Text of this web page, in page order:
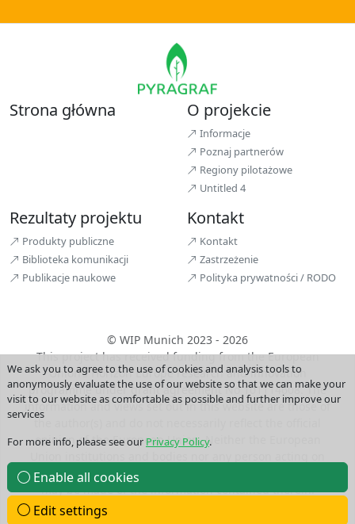
Strona główna O projekcie
Informacje
Poznaj partnerów
Regiony pilotażowe
Untitled 4
Rezultaty projektu
Produkty publiczne
Biblioteka komunikacji
Publikacje naukowe
Kontakt
Kontakt
Zastrzeżenie
Polityka prywatności / RODO
© WIP Munich 2023 - 2026
This project has received funding from the European
Union’s Horizon Europe research and innovation
programme under grant agreement No 101114608. The
information and views set out in this website are those of
the author(s) and do not necessarily reflect the official
opinion of the European Union. Neither the European
their behalf may be held responsible for the use which
may be made of the information contained therein.
We ask you to agree to the use of cookies and analysis tools to
anonymously evaluate the use of our website so that we can make your
visit to our website as comfortable as possible and further improve our
services
For more info, please see our Privacy Policy.
Enable all cookies
Edit settings